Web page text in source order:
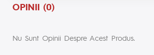
OPINII (0)
Nu Sunt Opinii Despre Acest Produs.